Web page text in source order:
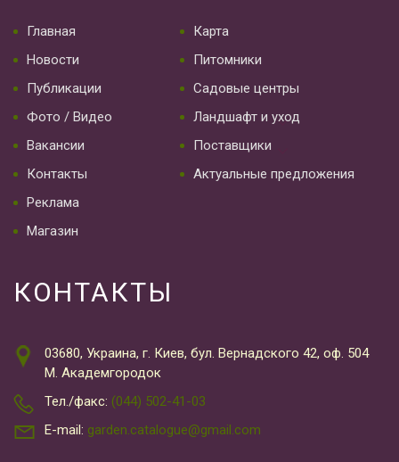
Главная
Новости
Публикации
Фото / Видео
Вакансии
Контакты
Реклама
Магазин
Карта
Питомники
Садовые центры
Ландшафт и уход
Поставщики
Актуальные предложения
КОНТАКТЫ
03680, Украина, г. Киев, бул. Вернадского 42, оф. 504
М. Академгородок
Тел./факс: (044) 502-41-03
E-mail: garden.catalogue@gmail.com